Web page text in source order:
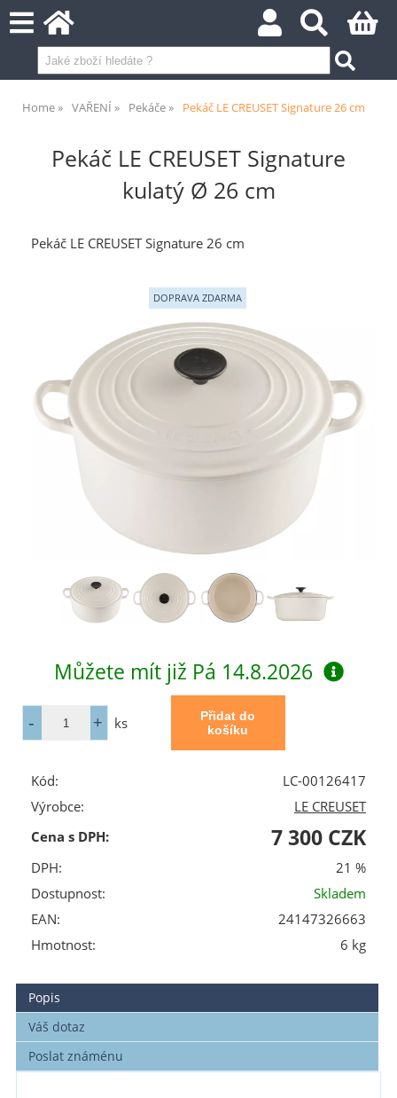
Home VAŘENÍ Pekáče Pekáč LE CREUSET Signature 26 cm
Pekáč LE CREUSET Signature
kulatý Ø 26 cm
Pekáč LE CREUSET Signature 26 cm
Můžete mít již Pá 14.8.2026
ks
Kód:
LC-00126417
Výrobce:
LE CREUSET
Cena s DPH:
7 300 CZK
DPH:
21 %
Dostupnost:
Skladem
EAN:
24147326663
Hmotnost:
6 kg
Popis
Váš dotaz
Poslat známénu